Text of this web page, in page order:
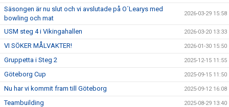
Säsongen är nu slut och vi avslutade på O´Learys med
bowling och mat
2026-03-29 15:58
USM steg 4 i Vikingahallen 2026-03-20 13:33
VI SÖKER MÅLVAKTER! 2026-01-30 15:50
Gruppetta i Steg 2 2025-12-15 11:55
Göteborg Cup 2025-09-15 11:50
Nu har vi kommit fram till Göteborg 2025-09-12 16:08
Teambuilding 2025-08-29 13:40